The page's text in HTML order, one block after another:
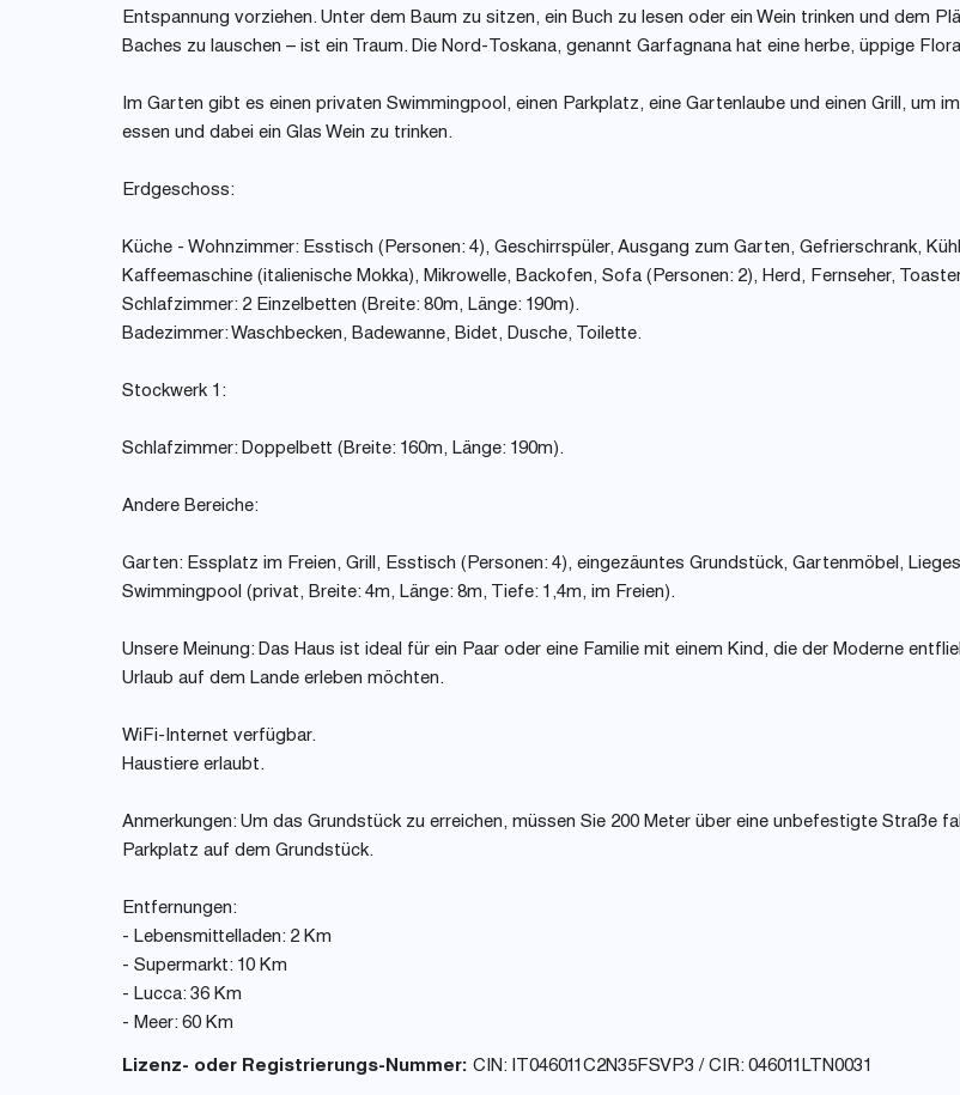
Entspannung vorziehen. Unter dem Baum zu sitzen, ein Buch zu lesen oder ein Wein trinken und dem
Baches zu lauschen – ist ein Traum. Die Nord-Toskana, genannt Garfagnana hat eine herbe, üppige
Im Garten gibt es einen privaten Swimmingpool, einen Parkplatz, eine Gartenlaube und einen Grill, um
essen und dabei ein Glas Wein zu trinken.
Erdgeschoss:
Küche - Wohnzimmer: Esstisch (Personen: 4), Geschirrspüler, Ausgang zum Garten, Gefrierschrank,
Kaffeemaschine (italienische Mokka), Mikrowelle, Backofen, Sofa (Personen: 2), Herd, Fernseher,
Schlafzimmer: 2 Einzelbetten (Breite: 80m, Länge: 190m).
Badezimmer: Waschbecken, Badewanne, Bidet, Dusche, Toilette.
Stockwerk 1:
Schlafzimmer: Doppelbett (Breite: 160m, Länge: 190m).
Andere Bereiche:
Garten: Essplatz im Freien, Grill, Esstisch (Personen: 4), eingezäuntes Grundstück, Gartenmöbel,
Swimmingpool (privat, Breite: 4m, Länge: 8m, Tiefe: 1,4m, im Freien).
Unsere Meinung: Das Haus ist ideal für ein Paar oder eine Familie mit einem Kind, die der Moderne
Urlaub auf dem Lande erleben möchten.
WiFi-Internet verfügbar.
Haustiere erlaubt.
Anmerkungen: Um das Grundstück zu erreichen, müssen Sie 200 Meter über eine unbefestigte Straße
Parkplatz auf dem Grundstück.
Entfernungen:
- Lebensmittelladen: 2 Km
- Supermarkt: 10 Km
- Lucca: 36 Km
- Meer: 60 Km
Lizenz- oder Registrierungs-Nummer: CIN: IT046011C2N35FSVP3 / CIR: 046011LTN0031